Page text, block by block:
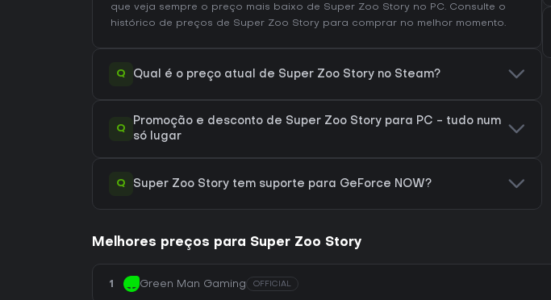
que veja sempre o preço mais baixo de Super Zoo Story no PC. Consulte o
histórico de preços de Super Zoo Story para comprar no melhor momento.
Q Qual é o preço atual de Super Zoo Story no Steam?
Q
Promoção e desconto de Super Zoo Story para PC - tudo num
só lugar
Q Super Zoo Story tem suporte para GeForce NOW?
Melhores preços para Super Zoo Story
1 Green Man Gaming OFFICIAL